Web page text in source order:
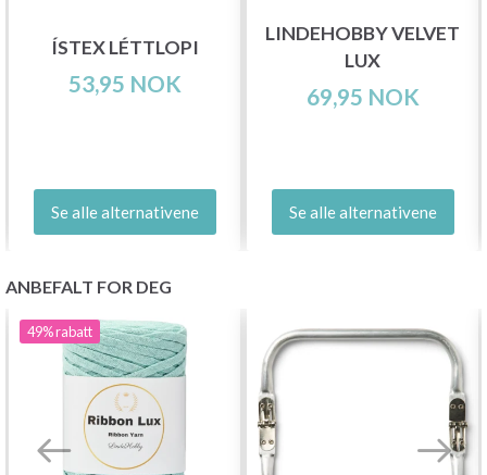
ÍSTEX LÉTTLOPI
53,95 NOK
Se alle alternativene
LINDEHOBBY VELVET
LUX
69,95 NOK
Se alle alternativene
ANBEFALT FOR DEG
49%rabatt